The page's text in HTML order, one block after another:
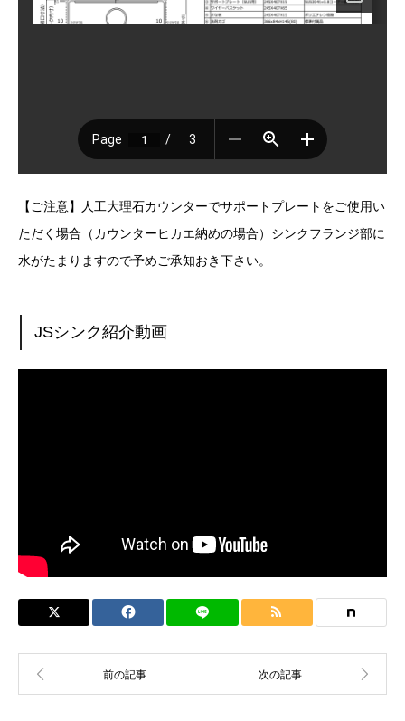
【ご注意】人工大理石カウンターでサポートプレートをご使用い
ただく場合（カウンターヒカエ納めの場合）シンクフランジ部に
水がたまりますので予めご承知おき下さい。
JSシンク紹介動画